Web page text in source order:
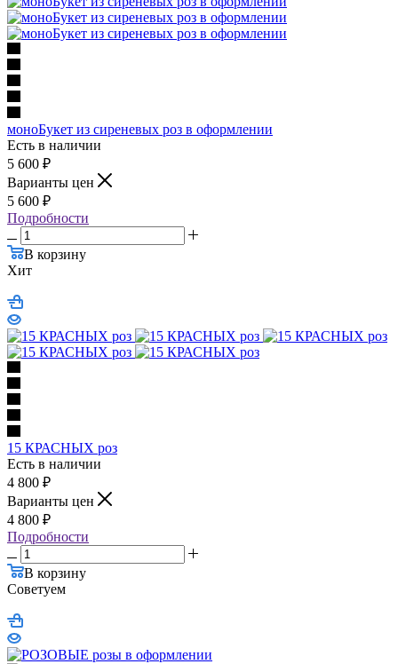
моноБукет из сиреневых роз в оформлении
Есть в наличии
5 600 ₽
Варианты цен
5 600 ₽
Подробности
В корзину
Хит
15 КРАСНЫХ роз
Есть в наличии
4 800 ₽
Варианты цен
4 800 ₽
Подробности
В корзину
Советуем